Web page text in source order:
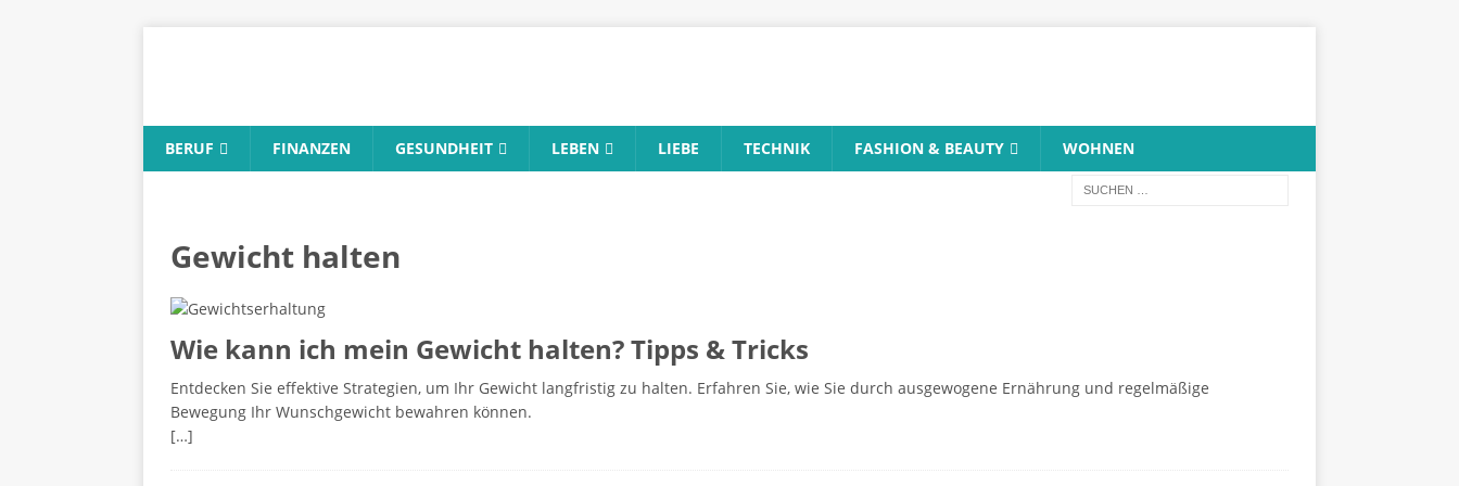
BERUF FINANZEN GESUNDHEIT LEBEN LIEBE TECHNIK FASHION & BEAUTY WOHNEN
Gewicht halten
Wie kann ich mein Gewicht halten? Tipps & Tricks
Entdecken Sie effektive Strategien, um Ihr Gewicht langfristig zu halten. Erfahren Sie, wie Sie durch ausgewogene Ernährung und regelmäßige
Bewegung Ihr Wunschgewicht bewahren können.
[…]